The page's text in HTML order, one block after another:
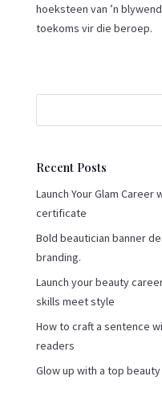
hoeksteen van ’n
toekoms vir die beroep.
Recent Posts
Launch Your Glam
certificate
Bold beautician banner
branding.
Launch your beauty
skills meet style
How to craft a sentence
readers
Glow up with a top